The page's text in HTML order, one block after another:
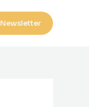
Newsletter